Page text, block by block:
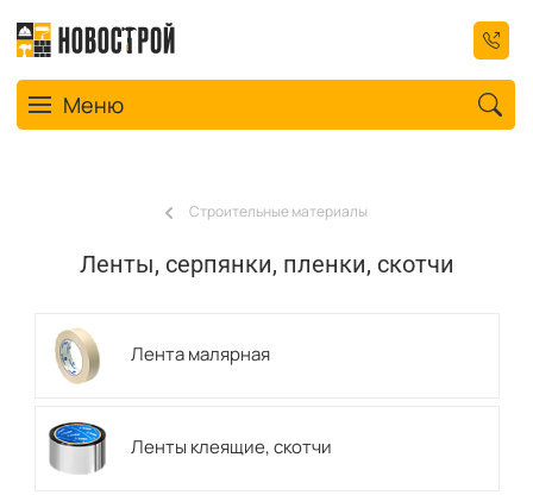
Toggle navigation
Меню
Строительные материалы
Ленты, серпянки, пленки, скотчи
Лента малярная
Ленты клеящие, скотчи